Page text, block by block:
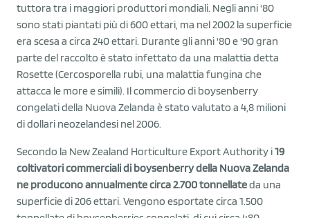
tuttora tra i maggiori produttori mondiali. Negli anni '80
sono stati piantati più di 600 ettari, ma nel 2002 la superficie
era scesa a circa 240 ettari. Durante gli anni '80 e '90 gran
parte del raccolto è stato infettato da una malattia detta
Rosette (Cercosporella rubi, una malattia fungina che
attacca le more e simili). Il commercio di boysenberry
congelati della Nuova Zelanda è stato valutato a 4,8 milioni
di dollari neozelandesi nel 2006.
Secondo la New Zealand Horticulture Export Authority i19
coltivatori commerciali di boysenberry della Nuova Zelanda
ne producono annualmente circa 2.700 tonnellateda una
superficie di 206 ettari. Vengono esportate circa 1.500